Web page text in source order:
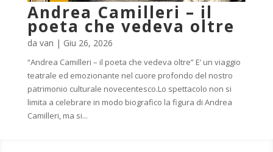
Andrea Camilleri – il
poeta che vedeva oltre
da van | Giu 26, 2026
“Andrea Camilleri – il poeta che vedeva oltre” E’ un viaggio
teatrale ed emozionante nel cuore profondo del nostro
patrimonio culturale novecentesco.Lo spettacolo non si
limita a celebrare in modo biografico la figura di Andrea
Camilleri, ma si...